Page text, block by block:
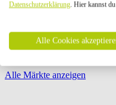
Seite {{
Alle Märkte anzeigen
Datenschutzerklärung. Hier kannst
Alle Cookies